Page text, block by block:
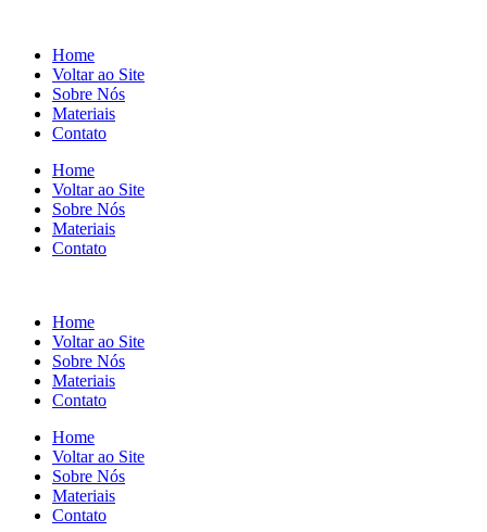
Home
Voltar ao Site
Sobre Nós
Materiais
Contato
Home
Voltar ao Site
Sobre Nós
Materiais
Contato
Home
Voltar ao Site
Sobre Nós
Materiais
Contato
Home
Voltar ao Site
Sobre Nós
Materiais
Contato